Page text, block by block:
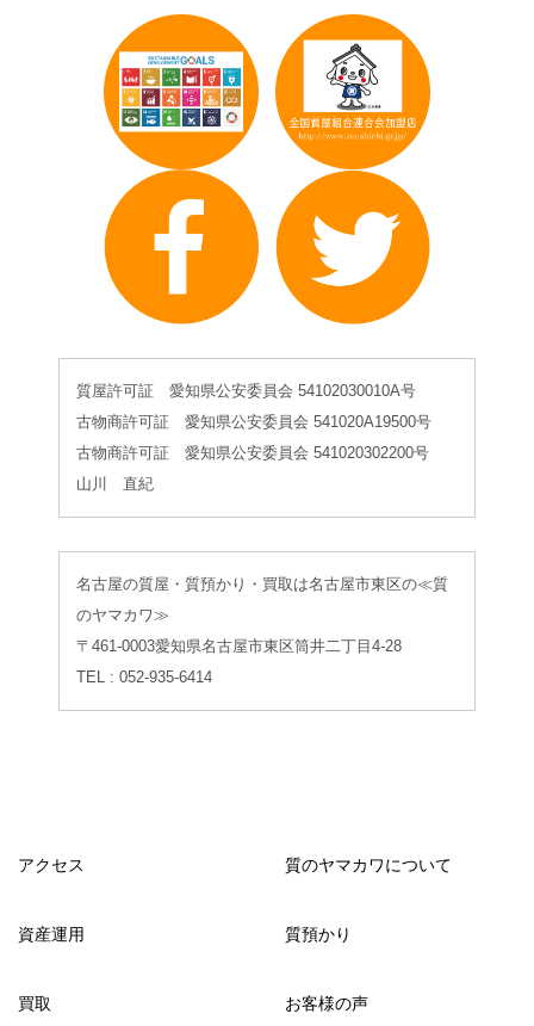
質屋許可証 愛知県公安委員会 54102030010A号
古物商許可証 愛知県公安委員会 541020A19500号
古物商許可証 愛知県公安委員会 541020302200号
山川 直紀
名古屋の質屋・質預かり・買取は名古屋市東区の≪質
のヤマカワ≫
〒461-0003愛知県名古屋市東区筒井二丁目4-28
TEL : 052-935-6414
アクセス 質のヤマカワについて
資産運用 質預かり
買取 お客様の声